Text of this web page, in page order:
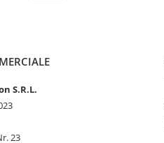
S.R.L.
23